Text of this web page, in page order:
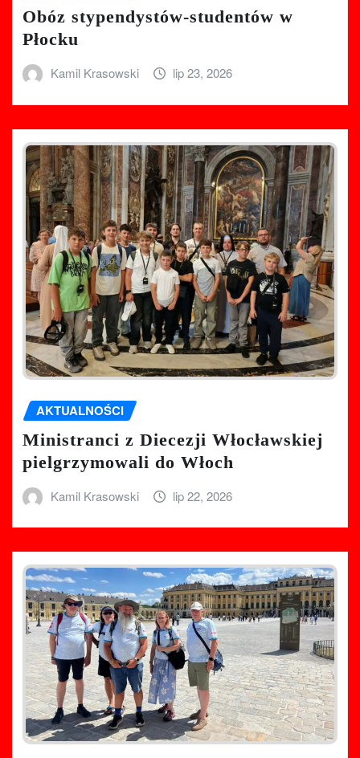
Obóz stypendystów-studentów w
Płocku
Kamil Krasowski lip 23, 2026
AKTUALNOŚCI
Ministranci z Diecezji Włocławskiej
pielgrzymowali do Włoch
Kamil Krasowski lip 22, 2026